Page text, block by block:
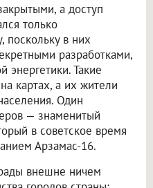
а доступ
только
поскольку в них
разработками,
энергетики. Такие
картах, а их жители
Один
— знаменитый
в советское время
Арзамас-16.
внешне ничем